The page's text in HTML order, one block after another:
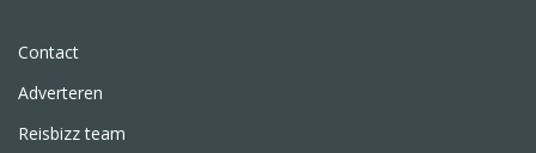
Contact
Adverteren
Reisbizz team